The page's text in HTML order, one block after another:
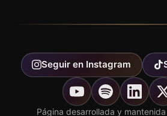
Seguir en Instagram
Página desarrollada y